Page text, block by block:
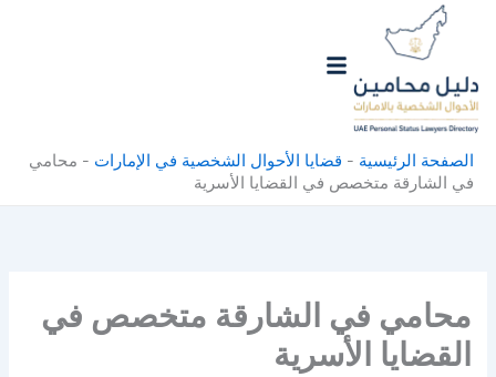
الصفحة الرئيسية - قضايا الأحوال الشخصية في الإمارات - محامي
في الشارقة متخصص في القضايا الأسرية
محامي في الشارقة متخصص في
القضايا الأسرية